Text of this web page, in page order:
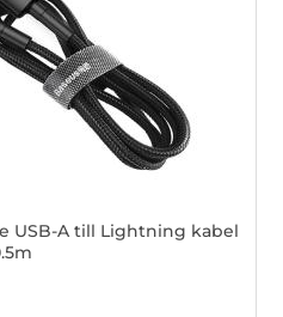
USB-A till Lightning kabel